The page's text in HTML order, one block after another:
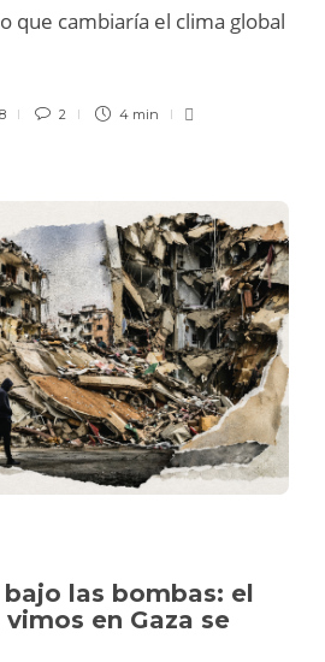
que cambiaría el clima global
2 4 min
las bombas: el
en Gaza se